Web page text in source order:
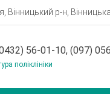
Вінницький р-н,
56-01-10, (097)
поліклініки